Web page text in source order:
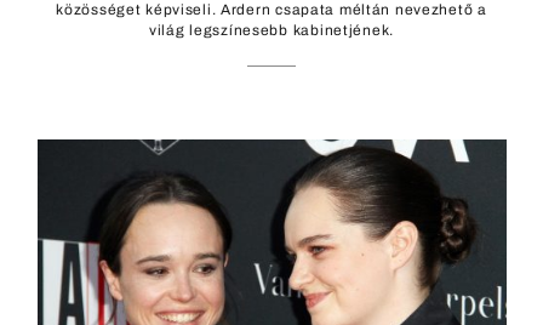
közösséget képviseli. Ardern csapata méltán nevezhető a
világ legszínesebb kabinetjének.